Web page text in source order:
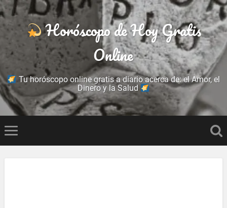
Horóscopo de Hoy Gratis
Online
Tu horóscopo online gratis a diario acerca de: el Amor, el
Dinero y la Salud